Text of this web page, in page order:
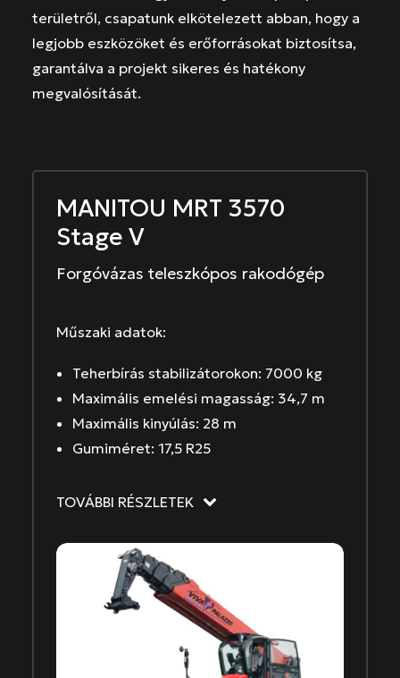
területről, csapatunk elkötelezett abban, hogy a
legjobb eszközöket és erőforrásokat biztosítsa,
garantálva a projekt sikeres és hatékony
megvalósítását.
MANITOU MRT 3570
Stage V
Forgóvázas teleszkópos rakodógép
Műszaki adatok:
Teherbírás stabilizátorokon: 7000 kg
Maximális emelési magasság: 34,7 m
Maximális kinyúlás: 28 m
Gumiméret: 17,5 R25
TOVÁBBI RÉSZLETEK